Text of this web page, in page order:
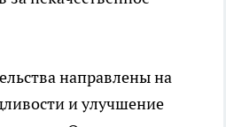
направлены на
и улучшение